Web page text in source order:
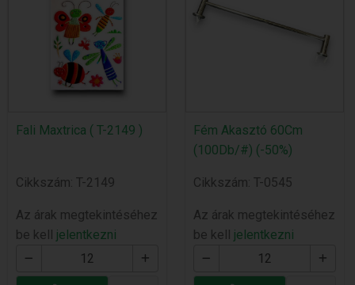
Fali Maxtrica ( T-2149 )
Cikkszám: T-2149
Az árak megtekintéséhez
be kell jelentkezni
Fém Akasztó 60Cm
(100Db/#) (-50%)
Cikkszám: T-0545
Az árak megtekintéséhez
be kell jelentkezni